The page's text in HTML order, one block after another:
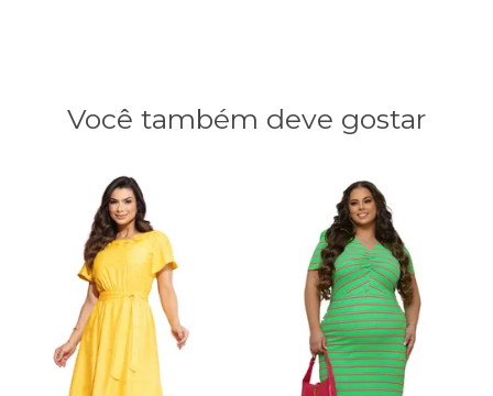
Você também deve gostar